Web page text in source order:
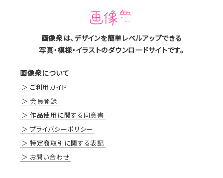
画像衆は、デザインを簡単レベルアップできる
写真・模様・イラストのダウンロードサイトです。
画像衆について
ご利用ガイド
会員登録
作品使用に関する同意書
プライバシーポリシー
特定商取引に関する表記
お問い合わせ